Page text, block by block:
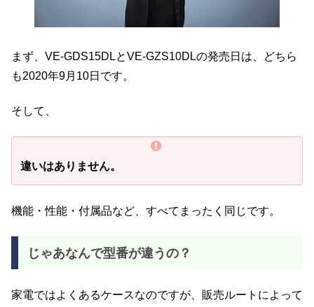
まず、VE-GDS15DLとVE-GZS10DLの発売日は、どちら
も2020年9月10日です。
そして、
違いはありません。
機能・性能・付属品など、すべてまったく同じです。
じゃあなんで型番が違うの？
家電ではよくあるケースなのですが、販売ルートによって